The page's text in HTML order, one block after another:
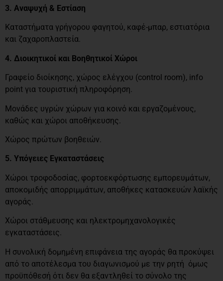
3. Αναψυχή & Εστίαση
Καταστήματα γρήγορου φαγητού, καφέ-μπαρ, εστιατόρια
και ζαχαροπλαστεία.
4. Διοικητικοί και Βοηθητικοί Χώροι
Γραφείο διοίκησης, χώρος ελέγχου (control room), info
point για τουριστική πληροφόρηση.
Μονάδες υγρών χώρων για κοινό και εργαζομένους,
καθώς και χώροι αποθήκευσης.
Χώρος πρώτων βοηθειών.
5. Υπόγειες Εγκαταστάσεις
Χώροι τροφοδοσίας, φορτοεκφόρτωσης εμπορευμάτων,
αποκομιδής απορριμμάτων, αποθήκες κατασκευών λαϊκής
αγοράς.
Χώροι στάθμευσης και ηλεκτρομηχανολογικές
εγκαταστάσεις.
Η συνολική δομημένη επιφάνεια της αγοράς θα προκύψει
από το αποτέλεσμα του διαγωνισμού με την ρητή όμως
προϋπόθεσή ότι δεν θα εξαντληθεί το σύνολο της